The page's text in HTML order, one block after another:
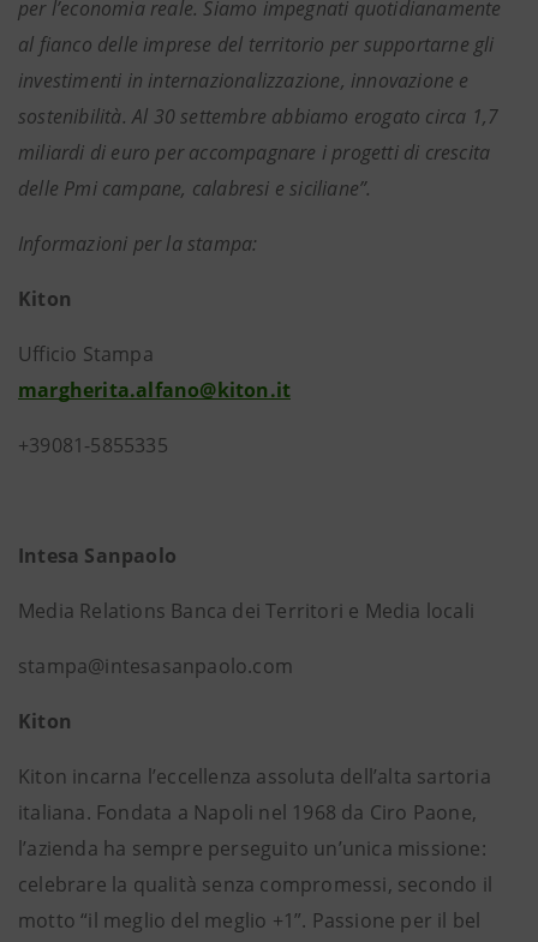
per l’economia reale. Siamo impegnati quotidianamente
al fianco delle imprese del territorio per supportarne gli
investimenti in internazionalizzazione, innovazione e
sostenibilità. Al 30 settembre abbiamo erogato circa 1,7
miliardi di euro per accompagnare i progetti di crescita
delle Pmi campane, calabresi e siciliane”.
Informazioni per la stampa:
Kiton
Ufficio Stampa
margherita.alfano@kiton.it
+39081-5855335
Intesa Sanpaolo
Media Relations Banca dei Territori e Media locali
stampa@intesasanpaolo.com
Kiton
Kiton incarna l’eccellenza assoluta dell’alta sartoria
italiana. Fondata a Napoli nel 1968 da Ciro Paone,
l’azienda ha sempre perseguito un’unica missione:
celebrare la qualità senza compromessi, secondo il
motto “il meglio del meglio +1”. Passione per il bel